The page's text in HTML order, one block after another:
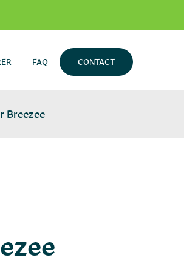
FAQ CONTACT
Breezee